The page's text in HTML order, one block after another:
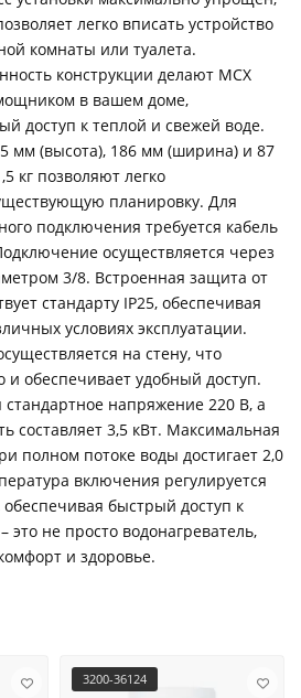
легко вписать устройство
комнаты или туалета.
конструкции делают MCX
в вашем доме,
доступ к теплой и свежей воде.
мм (высота), 186 мм (ширина) и 87
кг позволяют легко
планировку. Для
подключения требуется кабель
осуществляется через
3/8. Встроенная защита от
стандарту IP25, обеспечивая
условиях эксплуатации.
на стену, что
и обеспечивает удобный доступ.
стандартное напряжение 220 В, а
составляет 3,5 кВт. Максимальная
полном потоке воды достигает 2,0
включения регулируется
быстрый доступ к
это не просто водонагреватель,
и здоровье.
3200-36124